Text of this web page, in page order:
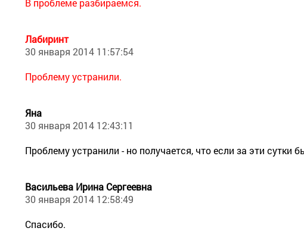
В проблеме разбираемся.
Лабиринт
30 января 2014 11:57:54
Проблему устранили.
Яна
30 января 2014 12:43:11
Проблему устранили - но получается, что если за эти сутки
Васильева Ирина Сергеевна
30 января 2014 12:58:49
Спасибо.